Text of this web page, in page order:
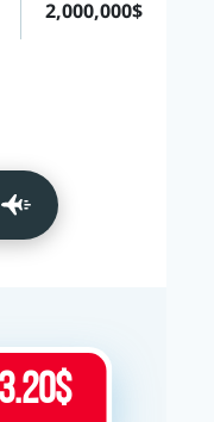
2,000,000$
3.20$